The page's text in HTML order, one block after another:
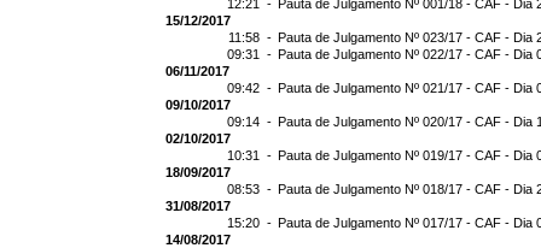
12:21 - Pauta de Julgamento Nº 001/18 - CAF - Dia
15/12/2017
11:58 - Pauta de Julgamento Nº 023/17 - CAF - Dia
09:31 - Pauta de Julgamento Nº 022/17 - CAF - Dia
06/11/2017
09:42 - Pauta de Julgamento Nº 021/17 - CAF - Dia
09/10/2017
09:14 - Pauta de Julgamento Nº 020/17 - CAF - Dia
02/10/2017
10:31 - Pauta de Julgamento Nº 019/17 - CAF - Dia
18/09/2017
08:53 - Pauta de Julgamento Nº 018/17 - CAF - Dia
31/08/2017
15:20 - Pauta de Julgamento Nº 017/17 - CAF - Dia
14/08/2017